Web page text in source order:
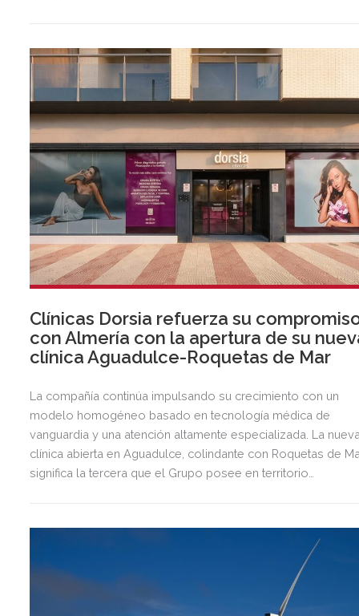
Clínicas Dorsia refuerza su
con Almería con la apertura de su
clínica Aguadulce-Roquetas de Mar
La compañía continúa impulsando su crecimiento con un
modelo homogéneo basado en tecnología médica de
vanguardia y una atención altamente especializada. La
clínica abierta en Aguadulce, colindante con Roquetas de
significa la tercera que el Grupo posee en territorio